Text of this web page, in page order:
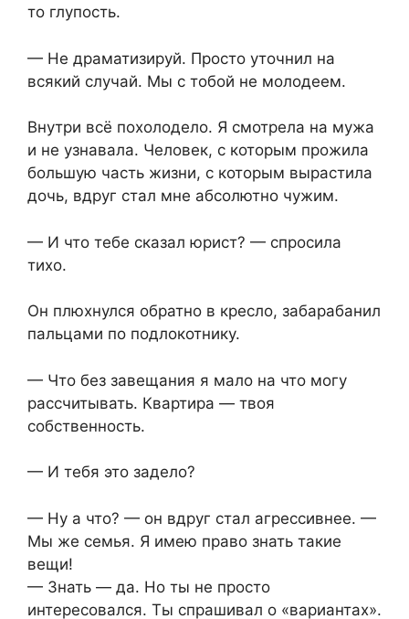
то глупость.
— Не драматизируй. Просто уточнил на
всякий случай. Мы с тобой не молодеем.
Внутри всё похолодело. Я смотрела на мужа
и не узнавала. Человек, с которым прожила
большую часть жизни, с которым вырастила
дочь, вдруг стал мне абсолютно чужим.
— И что тебе сказал юрист? — спросила
тихо.
Он плюхнулся обратно в кресло, забарабанил
пальцами по подлокотнику.
— Что без завещания я мало на что могу
рассчитывать. Квартира — твоя
собственность.
— И тебя это задело?
— Ну а что? — он вдруг стал агрессивнее. —
Мы же семья. Я имею право знать такие
вещи!
— Знать — да. Но ты не просто
интересовался. Ты спрашивал о «вариантах».